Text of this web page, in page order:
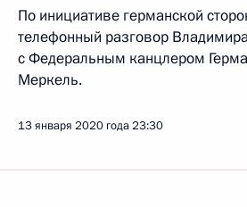
По инициативе германской
телефонный разговор
с Федеральным канцлером
Меркель.
13 января 2020 года23:30